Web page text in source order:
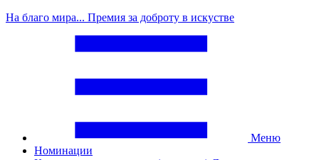
На благо мира... Премия за доброту в искустве
Меню
Номинации